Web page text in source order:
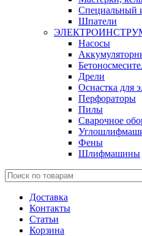
Специальный
Шпатели
Насосы
Дрели
Оснастка для
Перфораторы
Пилы
Сварочное
Фены
Шлифмашины
Доставка
Контакты
Статьи
Корзина